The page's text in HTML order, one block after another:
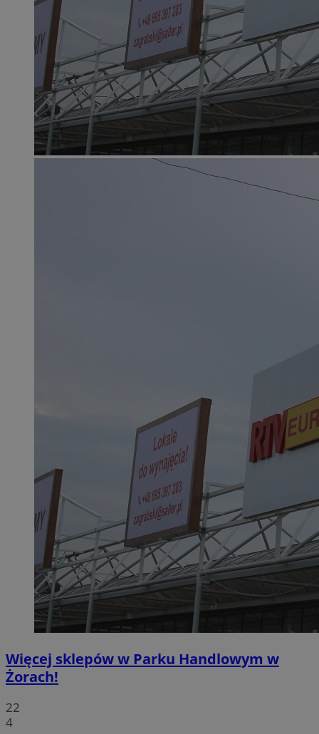
Więcej sklepów w Parku Handlowym w
Żorach!
22
4